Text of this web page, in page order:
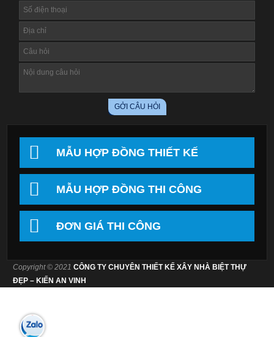
MẪU HỢP ĐỒNG THIẾT KẾ
MẪU HỢP ĐỒNG THI CÔNG
ĐƠN GIÁ THI CÔNG
Copyright © 2021CÔNG TY CHUYÊN THIẾT KẾ XÂY NHÀ BIỆT THỰ
ĐẸP – KIẾN AN VINH